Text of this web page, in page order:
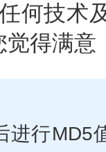
何技术
得满意
进行MD5